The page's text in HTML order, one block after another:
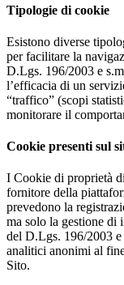
Tipologie di cookie
Esistono diverse
per facilitare la
D.Lgs. 196/2003 e
l’efficacia di un
“traffico” (scopi
monitorare il
Cookie presenti sul
I Cookie di proprietà
fornitore della
prevedono la
ma solo la gestione di
del D.Lgs. 196/2003
analitici anonimi al
Sito.